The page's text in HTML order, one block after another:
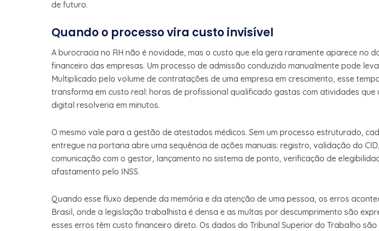
de futuro.
Quando o processo vira custo invisível
A burocracia no RH não é novidade, mas o custo que ela gera raramente aparece no
financeiro das empresas. Um processo de admissão conduzido manualmente pode
Multiplicado pelo volume de contratações de uma empresa em crescimento, esse
transforma em custo real: horas de profissional qualificado gastas com atividades que
digital resolveria em minutos.
O mesmo vale para a gestão de atestados médicos. Sem um processo estruturado,
entregue na portaria abre uma sequência de ações manuais: registro, validação do CID,
comunicação com o gestor, lançamento no sistema de ponto, verificação de
afastamento pelo INSS.
Quando esse fluxo depende da memória e da atenção de uma pessoa, os erros
Brasil, onde a legislação trabalhista é densa e as multas por descumprimento são
esses erros têm custo financeiro direto. Os dados do Tribunal Superior do Trabalho são